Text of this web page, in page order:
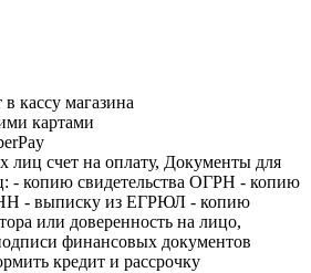
кассу магазина
картами
лиц счет на оплату, Документы для
- копию свидетельства ОГРН - копию
- выписку из ЕГРЮЛ - копию
или доверенность на лицо,
финансовых документов
кредит и рассрочку